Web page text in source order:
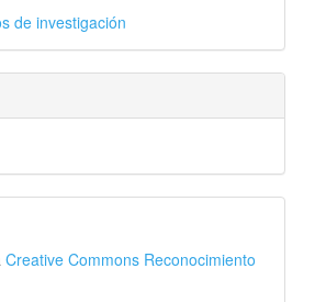
de investigación
Creative Commons Reconocimiento